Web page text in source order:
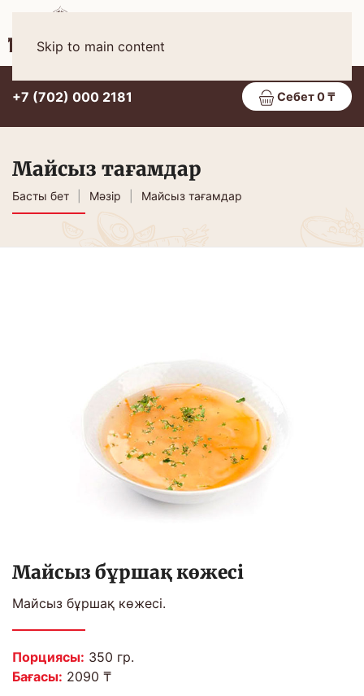
Skip to main content
+7 (702) 000 2181 Себет 0 ₸
Майсыз тағамдар
Басты бет Мәзір Майсыз тағамдар
Майсыз бұршақ көжесі
Майсыз бұршақ көжесі.
Порциясы: 350 гр.
Бағасы: 2090 ₸